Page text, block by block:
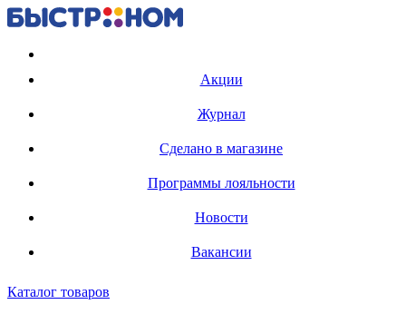
Акции
Журнал
Сделано в магазине
Программы лояльности
Новости
Вакансии
Каталог товаров